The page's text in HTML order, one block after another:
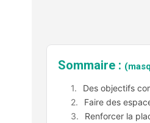
Sommaire :
Des objectifs
Faire des
Renforcer la